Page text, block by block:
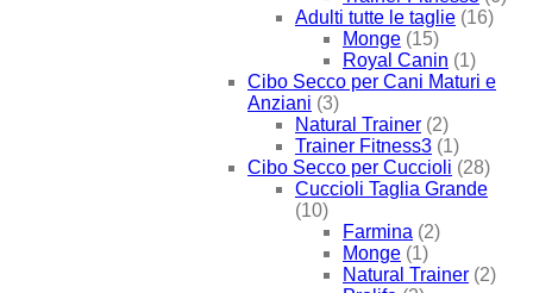
Adulti tutte le taglie (16)
Monge (15)
Royal Canin (1)
Cibo Secco per Cani Maturi e
Anziani (3)
Natural Trainer (2)
Trainer Fitness3 (1)
Cibo Secco per Cuccioli (28)
Cuccioli Taglia Grande
(10)
Farmina (2)
Monge (1)
Natural Trainer (2)